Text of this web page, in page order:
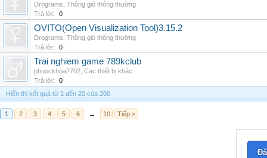
Drograms Thông gió thông thường
Trả lời:
0
OVITO(Open Visualization Tool)3.15.2
Drograms Thông gió thông thường
Trả lời:
0
Trai nghiem game 789kclub
phuockhoa2702 Các thiết bị khác
Trả lời:
0
Hiển thị kết quả từ 1 đến 20 của 200
1 2 3 4 5 6 → 10 Tiếp >